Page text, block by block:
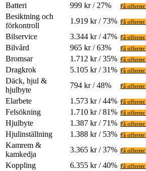
Batteri 999 kr / 27% Få offerter
Besiktning och
förkontroll
1.919 kr / 73% Få offerter
Bilservice 3.344 kr / 47% Få offerter
Bilvård 965 kr / 63% Få offerter
Bromsar 1.712 kr / 35% Få offerter
Dragkrok 5.105 kr / 31% Få offerter
Däck, hjul &
hjulbyte
794 kr / 48% Få offerter
Elarbete 1.573 kr / 44% Få offerter
Felsökning 1.710 kr / 81% Få offerter
Hjulbyte 1.387 kr / 71% Få offerter
Hjulinställning 1.388 kr / 53% Få offerter
Kamrem &
kamkedja
3.365 kr / 37% Få offerter
Koppling 6.355 kr / 40% Få offerter